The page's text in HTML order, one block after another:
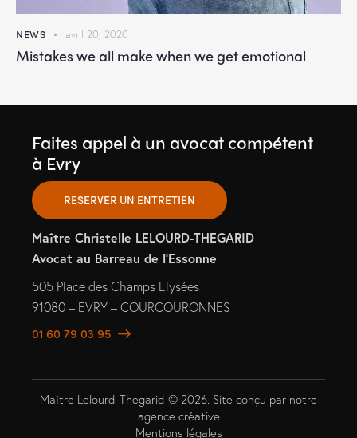
NEWS avril 20, 2020
Mistakes we all make when we get emotional
Faites appel à un avocat compétent
à Evry
RESERVER UN ENTRETIEN
Maître Christelle LELOURD-THEGARID
Avocat au Barreau de l’Essonne
505 Place des Champs Elysées
91080 – EVRY – COURCOURONNES
01 60 79 03 95
Maître Lelourd-Thegarid © 2026. Site conçu par notre
agence créative
Mentions légales